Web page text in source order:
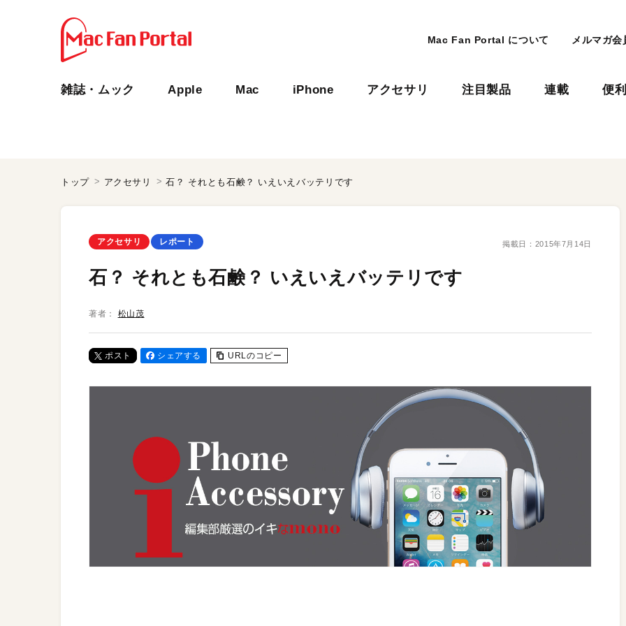
Mac Fan Portal について メルマガ会
雑誌・ムック Apple Mac iPhone アクセサリ 注目製品 連載 便
トップ アクセサリ 石？ それとも石鹸？ いえいえバッテリです
アクセサリ レポート 掲載日： 2015年7月14日
石？ それとも石鹸？ いえいえバッテリです
著者： 松山茂
ポスト シェアする URLのコピー